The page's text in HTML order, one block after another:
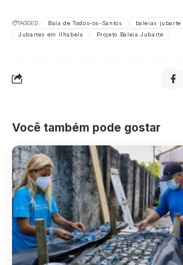
TAGGED: Baía de Todos-os-Santos
baleias jubarte
Jubartes em Ilhabela
Projeto Baleia Jubarte
Você também pode gostar